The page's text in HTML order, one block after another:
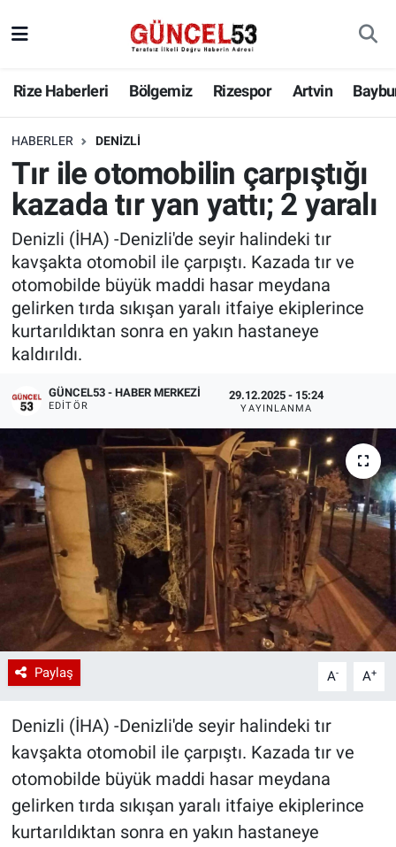
Rize Haberleri Bölgemiz Rizespor Artvin
HABERLER DENIZLI
Tır ile otomobilin çarpıştığı
kazada tır yan yattı; 2 yaralı
Denizli (İHA) -Denizli'de seyir halindeki tır
kavşakta otomobil ile çarpıştı. Kazada tır ve
otomobilde büyük maddi hasar meydana
gelirken tırda sıkışan yaralı itfaiye ekiplerince
kurtarıldıktan sonra en yakın hastaneye
kaldırıldı.
GÜNCEL53 - HABER MERKEZI
EDITÖR
29.12.2025 - 15:24
YAYINLANMA
Paylaş A- A+
Denizli (İHA) -Denizli'de seyir halindeki tır
kavşakta otomobil ile çarpıştı. Kazada tır ve
otomobilde büyük maddi hasar meydana
gelirken tırda sıkışan yaralı itfaiye ekiplerince
kurtarıldıktan sonra en yakın hastaneye